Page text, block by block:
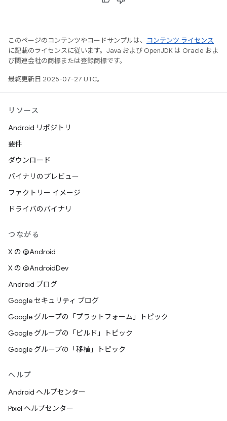
このページのコンテンツやコードサンプルは、
コンテンツ ライセンス
に記載のライセンスに従います。Java および OpenJDK は Oracle およ
び関連会社の商標または登録商標です。
最終更新日 2025-07-27 UTC。
リソース
Android リポジトリ
要件
ダウンロード
バイナリのプレビュー
ファクトリー イメージ
ドライバのバイナリ
つながる
X の @Android
X の @AndroidDev
Android ブログ
Google セキュリティ ブログ
Google グループの「プラットフォーム」トピック
Google グループの「ビルド」トピック
Google グループの「移植」トピック
ヘルプ
Android ヘルプセンター
Pixel ヘルプセンター